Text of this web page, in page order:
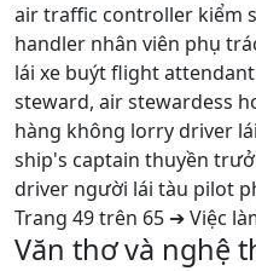
air traffic controller kiểm
handler nhân viên phụ
lái xe buýt flight
steward, air stewardess
hàng không lorry driver
ship's captain thuyền
driver người lái tàu pilot
Trang 49 trên 65 ➔ Việc
Văn thơ và nghệ